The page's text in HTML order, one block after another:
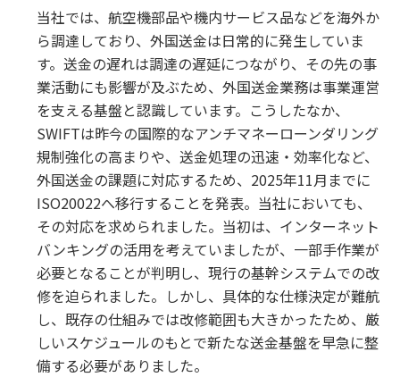
当社では、航空機部品や機内サービス品などを海外か
ら調達しており、外国送金は日常的に発生していま
す。送金の遅れは調達の遅延につながり、その先の事
業活動にも影響が及ぶため、外国送金業務は事業運営
を支える基盤と認識しています。こうしたなか、
SWIFTは昨今の国際的なアンチマネーローンダリング
規制強化の高まりや、送金処理の迅速・効率化など、
外国送金の課題に対応するため、2025年11月までに
ISO20022へ移行することを発表。当社においても、
その対応を求められました。当初は、インターネット
バンキングの活用を考えていましたが、一部手作業が
必要となることが判明し、現行の基幹システムでの改
修を迫られました。しかし、具体的な仕様決定が難航
し、既存の仕組みでは改修範囲も大きかったため、厳
しいスケジュールのもとで新たな送金基盤を早急に整
備する必要がありました。